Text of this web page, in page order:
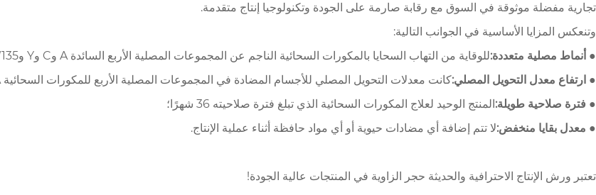
تجارية مفضلة موثوقة في السوق مع رقابة صارمة على الجودة وتكنولوجيا إنتاج متقدمة.
وتنعكس المزايا الأساسية في الجوانب التالية:
● أنماط مصلية متعددة:للوقاية من التهاب السحايا بالمكورات السحائية الناجم عن المجموعات المصلية الأربع السائدة A وC وY وW135؛
● ارتفاع معدل التحويل المصلي:كانت معدلات التحويل المصلي للأجسام المضادة في المجموعات المصلية الأربع للمكورات السحائية A وC وY وW135 تزيد عن 96%؛
● فترة صلاحية طويلة:المنتج الوحيد لعلاج المكورات السحائية الذي تبلغ فترة صلاحيته 36 شهرًا؛
● معدل بقايا منخفض:لا تتم إضافة أي مضادات حيوية أو أي مواد حافظة أثناء عملية الإنتاج.
تعتبر ورش الإنتاج الاحترافية والحديثة حجر الزاوية في المنتجات عالية الجودة!